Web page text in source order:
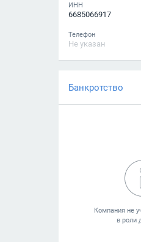
ИНН
6685066917
Телефон
Не указан
Банкротство